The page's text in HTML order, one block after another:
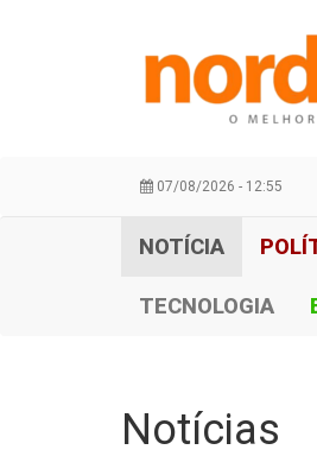
07/08/2026 - 12:55
NOTÍCIA
TECNOLOGIA
Notícias